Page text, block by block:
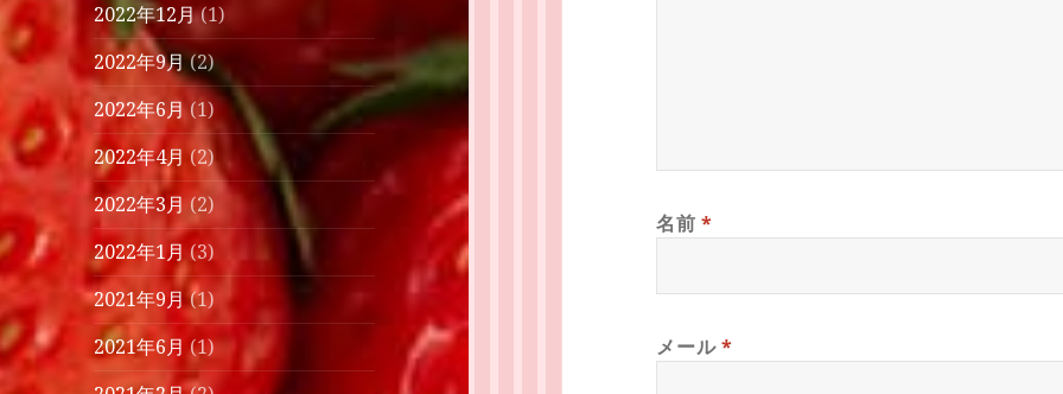
2022年12月(1)
2022年9月(2)
2022年6月(1)
2022年4月 (2)
2022年3月(2)
2022年1月(3)
2021年9月(1)
2021年6月 (1)
名前*
メール*